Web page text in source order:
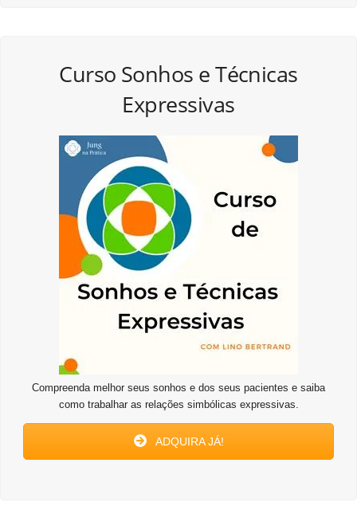
Curso Sonhos e Técnicas
Expressivas
Compreenda melhor seus sonhos e dos seus pacientes e saiba
como trabalhar as relações simbólicas expressivas.
ADQUIRA JÁ!